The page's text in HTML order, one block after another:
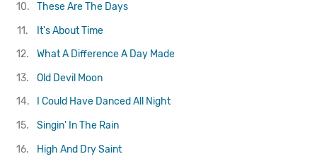
10.
These Are The Days
11.
It's About Time
12.
What A Difference A Day Made
13.
Old Devil Moon
14.
I Could Have Danced All Night
15.
Singin' In The Rain
16.
High And DrySaint